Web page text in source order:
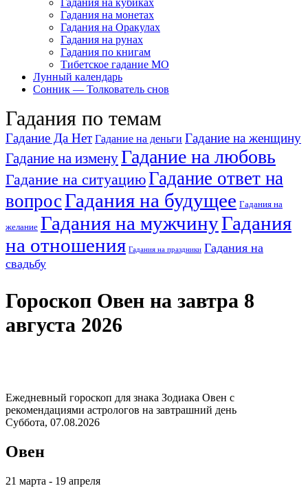
Гадания на кубиках
Гадания на монетах
Гадания на Оракулах
Гадания на рунах
Гадания по книгам
Тибетское гадание МО
Лунный календарь
Сонник — Толкователь снов
Гадания по темам
Гадание Да Нет Гадание на деньги Гадание на женщину
Гадание на изменуГадание на любовь
Гадание на ситуациюГадание ответ на
вопросГадания на будущее Гадания на
желание Гадания на мужчинуГадания
на отношения Гадания на праздники Гадания на
свадьбу
Гороскоп Овен на завтра 8
августа 2026
Ежедневный гороскоп для знака Зодиака Овен с
рекомендациями астрологов на завтрашний день
Суббота, 07.08.2026
Овен
21 марта - 19 апреля